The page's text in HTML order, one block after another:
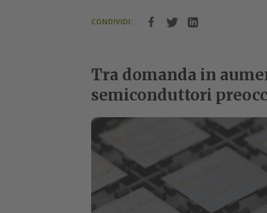
CONDIVIDI:
Tra domanda in
semiconduttori